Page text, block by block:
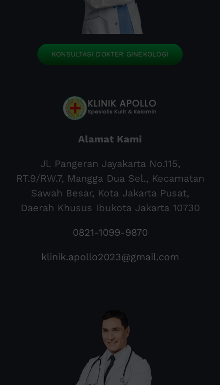
KONSULTASI DOKTER GINEKOLOGI
Alamat Kami
Jl. Pangeran Jayakarta No.115,
RT.9/RW.7, Mangga Dua Sel., Kecamatan
Sawah Besar, Kota Jakarta Pusat,
Daerah Khusus Ibukota Jakarta 10730
0821-1099-9870
klinik.apollo2023@gmail.com